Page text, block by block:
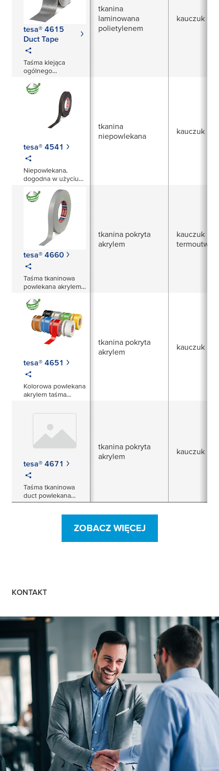
tesa® 4615
Duct Tape
Taśma klejąca
ogólnego
tkanina
laminowana
polietylenem
kauczuk
tesa® 4541
Niepowlekana,
dogodna w użyciu
tkanina
niepowlekana
kauczuk
tesa® 4660
Taśma tkaninowa
powlekana akrylem
tkanina pokryta
akrylem
kauczuk
tesa® 4651
Kolorowa powlekana
akrylem taśma
tkanina pokryta
akrylem
kauczuk
tesa® 4671
Taśma tkaninowa
duct powlekana
akrylem
tkanina pokryta
akrylem
kauczuk
ZOBACZ WIĘCEJ
KONTAKT